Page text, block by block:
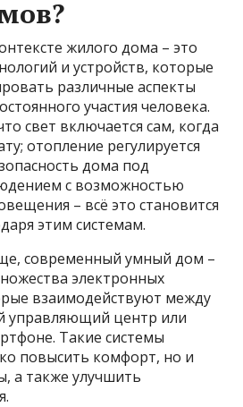
жилого дома – это
и устройств, которые
различные аспекты
участия человека.
свет включается сам, когда
отопление регулируется
дома под
с возможностью
– всё это становится
этим системам.
современный умный дом –
электронных
взаимодействуют между
управляющий центр или
Такие системы
повысить комфорт, но и
а также улучшить